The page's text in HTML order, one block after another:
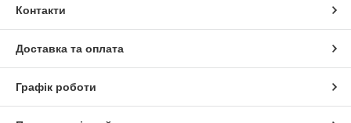
Контакти
Доставка та оплата
Графік роботи